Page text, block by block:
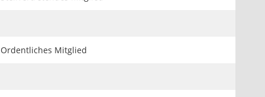
Ordentliches Mitglied